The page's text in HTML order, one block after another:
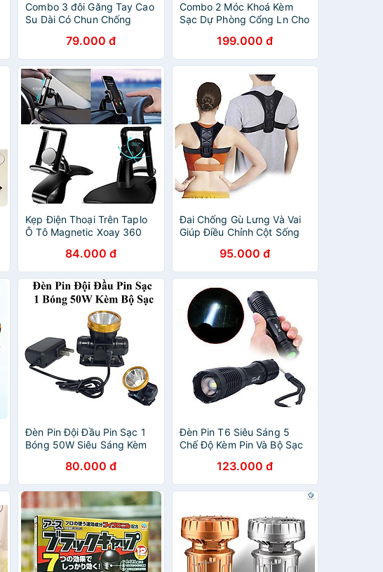
Combo 3 đôi Găng Tay Cao
Su Dài Có Chun Chống
Chống Nước Rửa Bát
Chống Nước
79.000 đ
Combo 2 Móc Khoá Kèm
Sạc Dự Phòng Cổng Ln Cho
199.000 đ
Kẹp Điện Thoại Trên Taplo
Ô Tô Magnetic Xoay 360
84.000 đ
Đai Chống Gù Lưng Và Vai
Giúp Điều Chỉnh Cột Sống
95.000 đ
Đèn Pin Đội Đầu Pin Sạc 1
Bóng 50W Siêu Sáng Kèm
80.000 đ
Đèn Pin T6 Siêu Sáng 5
Chế Độ Kèm Pin Và Bộ Sạc
123.000 đ